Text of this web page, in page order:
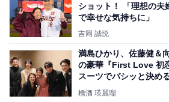
ショット！ 「理想の夫
で幸せな気持ちに」
吉岡 誠悦
満島ひかり、佐藤健＆
の豪華『First Love 初
スーツでバシッと決め
橋酒 瑛麗瑠